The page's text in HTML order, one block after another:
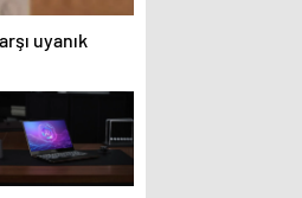
uyanık